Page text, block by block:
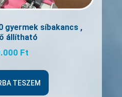
gyermek síbakancs ,
állítható
Ft
TESZEM